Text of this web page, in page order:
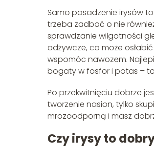
Samo posadzenie irysów
trzeba zadbać o nie
sprawdzanie wilgotności
odżywcze, co może
wspomóc nawozem.
bogaty w fosfor i potas – to
Po przekwitnięciu dobrze
tworzenie nasion, tylko
mrozoodporną i masz
Czy irysy to